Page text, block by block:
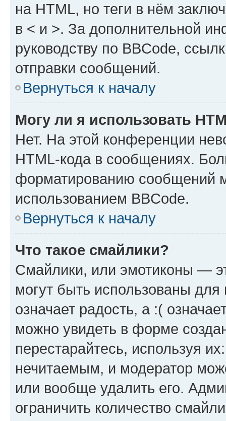
на HTML, но теги в нём
в < и >. За дополнительной
руководству по BBCode,
отправки сообщений.
Вернуться к началу
Могу ли я использовать
Нет. На этой конференции
HTML-кода в сообщениях.
форматированию сообщений
использованием BBCode.
Вернуться к началу
Что такое смайлики?
Смайлики, или эмотиконы —
могут быть использованы
означает радость, а :(
можно увидеть в форме
перестарайтесь, используя
нечитаемым, и модератор
или вообще удалить его.
ограничить количество